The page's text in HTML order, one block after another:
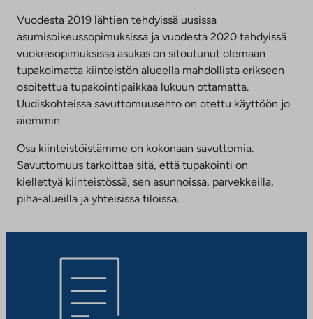
Vuodesta 2019 lähtien tehdyissä uusissa
asumisoikeussopimuksissa ja vuodesta 2020 tehdyissä
vuokrasopimuksissa asukas on sitoutunut olemaan
tupakoimatta kiinteistön alueella mahdollista erikseen
osoitettua tupakointipaikkaa lukuun ottamatta.
Uudiskohteissa savuttomuusehto on otettu käyttöön jo
aiemmin.
Osa kiinteistöistämme on kokonaan savuttomia.
Savuttomuus tarkoittaa sitä, että tupakointi on
kiellettyä kiinteistössä, sen asunnoissa, parvekkeilla,
piha-alueilla ja yhteisissä tiloissa.